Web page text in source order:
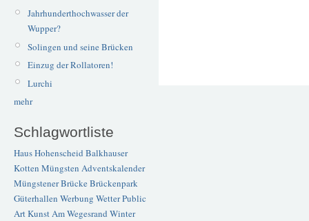
Jahrhunderthochwasser der
Wupper?
Solingen und seine Brücken
Einzug der Rollatoren!
Lurchi
mehr
Schlagwortliste
Haus Hohenscheid Balkhauser
Kotten Müngsten Adventskalender
Müngstener BrückeBrückenpark
Güterhallen Werbung WetterPublic
ArtKunstAm Wegesrand Winter